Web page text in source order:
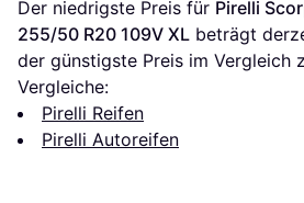
Der niedrigste Preis für Pirelli
255/50 R20 109V XL beträgt
der günstigste Preis im Vergleich
Vergleiche:
Pirelli Reifen
Pirelli Autoreifen